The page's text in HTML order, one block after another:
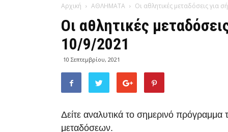
Αρχική ΑΘΛΗΜΑΤΑ Οι αθλητικές μεταδόσεις για
Οι αθλητικές
10/9/2021
10 Σεπτεμβρίου, 2021
Δείτε αναλυτικά το σημερινό πρόγραμμα
μεταδόσεων.